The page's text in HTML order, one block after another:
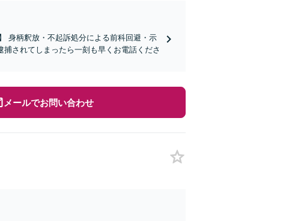
身柄釈放・不起訴処分による前科回避・示
されてしまったら一刻も早くお電話くださ
メールでお問い合わせ